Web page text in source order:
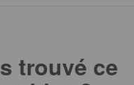
trouvé ce